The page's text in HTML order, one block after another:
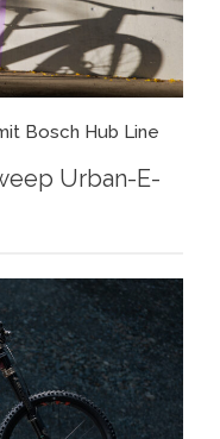
Bosch Hub Line
Urban-E-